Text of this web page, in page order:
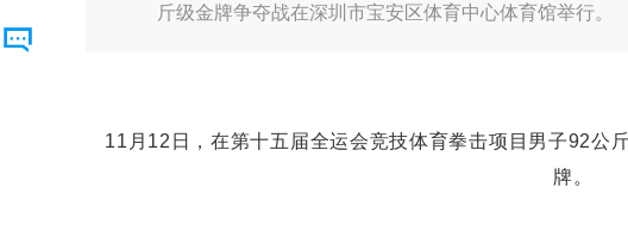
斤级金牌争夺战在深圳市宝安区体育中心体育馆举行。
11月12日，在第十五届全运会竞技体育拳击项目男子92公
牌。